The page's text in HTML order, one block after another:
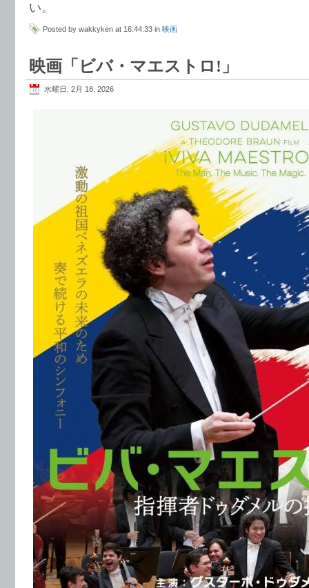
い。
Posted by wakkyken at 16:44:33 in 映画
映画「ビバ・マエストロ!」
水曜日, 2月 18, 2026